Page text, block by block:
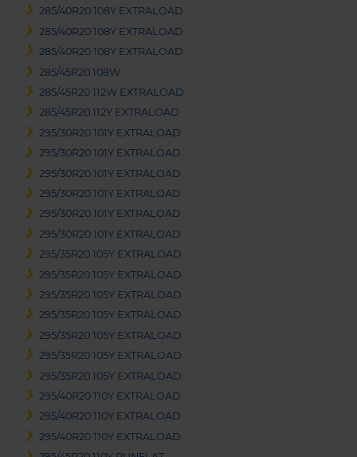
285/40R20 108Y EXTRALOAD
285/40R20 108Y EXTRALOAD
285/40R20 108Y EXTRALOAD
285/45R20 108W
285/45R20 112W EXTRALOAD
285/45R20 112Y EXTRALOAD
295/30R20 101Y EXTRALOAD
295/30R20 101Y EXTRALOAD
295/30R20 101Y EXTRALOAD
295/30R20 101Y EXTRALOAD
295/30R20 101Y EXTRALOAD
295/30R20 101Y EXTRALOAD
295/35R20 105Y EXTRALOAD
295/35R20 105Y EXTRALOAD
295/35R20 105Y EXTRALOAD
295/35R20 105Y EXTRALOAD
295/35R20 105Y EXTRALOAD
295/35R20 105Y EXTRALOAD
295/35R20 105Y EXTRALOAD
295/40R20 110Y EXTRALOAD
295/40R20 110Y EXTRALOAD
295/40R20 110Y EXTRALOAD